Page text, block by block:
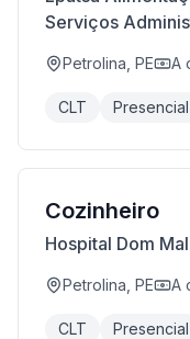
Serviços
Petrolina, PE A
CLT Presencial
Cozinheiro
Hospital Dom
Petrolina, PE A
CLT Presencial